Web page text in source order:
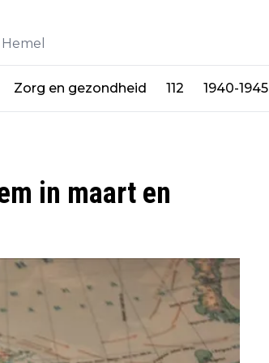
Zorg en gezondheid 112 1940-1945
in maart en